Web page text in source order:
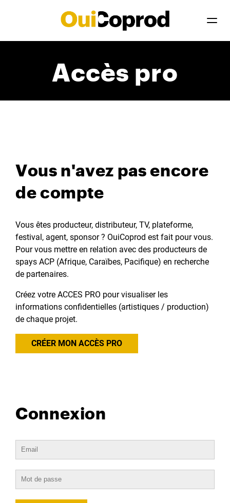
Accès pro
Vous n'avez pas encore
de compte
Vous êtes producteur, distributeur, TV, plateforme,
festival, agent, sponsor ? OuiCoprod est fait pour vous.
Pour vous mettre en relation avec des producteurs de
spays ACP (Afrique, Caraïbes, Pacifique) en recherche
de partenaires.
Créez votre ACCES PRO pour visualiser les
informations confidentielles (artistiques / production)
de chaque projet.
CRÉER MON ACCÈS PRO
Connexion